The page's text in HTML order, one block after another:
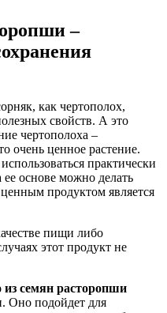
–
как чертополох,
свойств. А это
чертополоха –
очень ценное растение.
практически
основе можно делать
продуктом является
пищи либо
этот продукт не
из семян расторопши
Оно подойдет для